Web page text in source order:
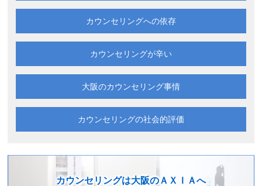
カウンセリングへの依存
カウンセリングが辛い
大阪のカウンセリング事情
カウンセリングの社会的評価
カウンセリングは大阪のＡＸＩＡへ